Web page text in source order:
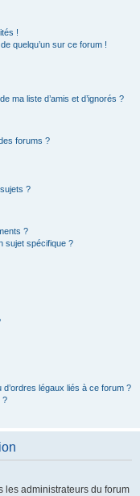
!
quelqu’un sur ce forum !
ma liste d’amis et d’ignorés ?
forums ?
?
?
sujet spécifique ?
légaux liés à ce forum ?
?
les administrateurs du forum